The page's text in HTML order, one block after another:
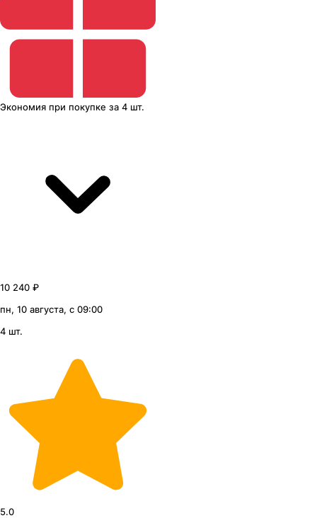
Экономия при покупке за 4 шт.
10 240 ₽
пн, 10 августа, с 09:00
4 шт.
5.0